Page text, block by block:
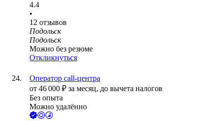
4.4
•
12 отзывов
Подольск
Подольск
Можно без резюме
Откликнуться
Оператор call-центра
от 46 000 ₽ за месяц, до вычета налогов
Без опыта
Можно удалённо